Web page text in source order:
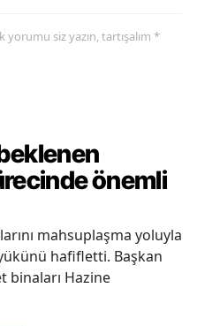
siz yazın, tartışalım *
önemli
mahsuplaşma yoluyla
hafifletti. Başkan
binaları Hazine